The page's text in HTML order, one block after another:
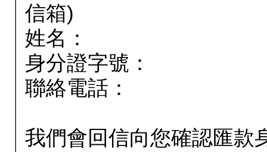
信箱)
姓名：
身分證字號：
聯絡電話：
我們會回信向您確認匯款